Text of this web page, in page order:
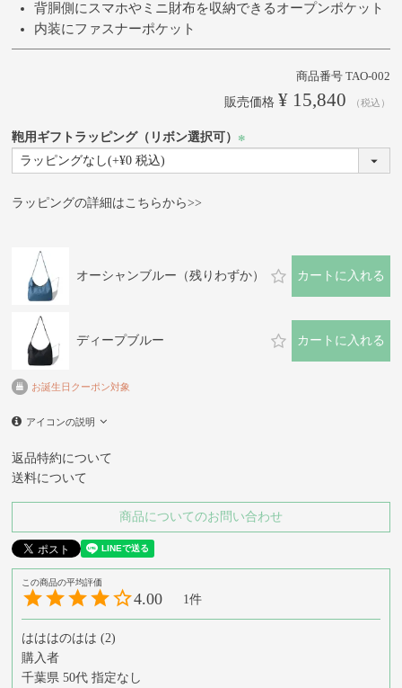
背胴側にスマホやミニ財布を収納できるオープンポケット
内装にファスナーポケット
商品番号 TAO-002
販売価格 ¥ 15,840 税込
鞄用ギフトラッピング（リボン選択可）
ラッピングの詳細はこちらから>>
オーシャンブルー（残りわずか） カートに入れる
ディープブルー カートに入れる
お誕生日クーポン対象
アイコンの説明
返品特約について
送料について
商品についてのお問い合わせ
4.00 1
はははのはは
2
購入者
千葉県 50代 指定なし